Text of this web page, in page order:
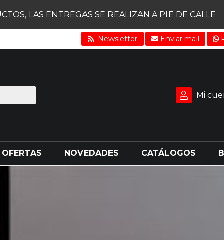
LAS ENTREGAS SE REALIZAN A PIE DE CALLE
Newsletter Enviar mail
Mi
OFERTAS NOVEDADES CATÁLOGOS